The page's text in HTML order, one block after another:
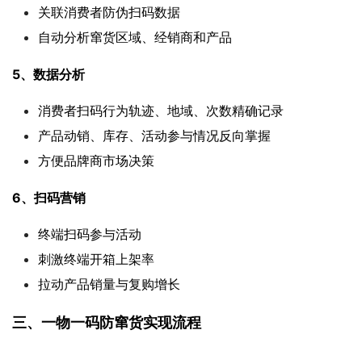
关联消费者防伪扫码数据
自动分析窜货区域、经销商和产品
5、数据分析
消费者扫码行为轨迹、地域、次数精确记录
产品动销、库存、活动参与情况反向掌握
方便品牌商市场决策
6、扫码营销
终端扫码参与活动
刺激终端开箱上架率
拉动产品销量与复购增长
三、一物一码防窜货实现流程